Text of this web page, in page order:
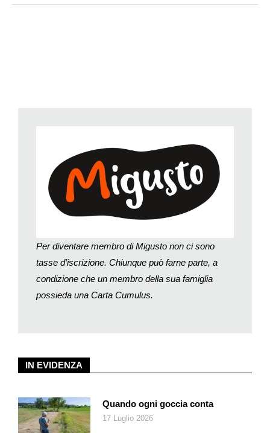
IN EVIDENZA
Quando ogni goccia conta
17 Luglio 2026
Per diventare membro di Migusto non ci sono
tasse d’iscrizione. Chiunque può farne parte, a
condizione che un membro della sua famiglia
possieda una Carta Cumulus.